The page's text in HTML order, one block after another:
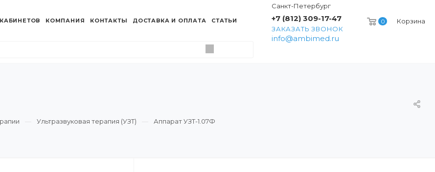
0 Корзина
Санкт-Петербург
+7 (812) 309-17-47
ЗАКАЗАТЬ ЗВОНОК
info@ambimed.ru
КОМПАНИЯ КОНТАКТЫ ДОСТАВКА И ОПЛАТА СТАТЬИ
Ультразвуковая терапия (УЗТ) Аппарат УЗТ-1.07Ф